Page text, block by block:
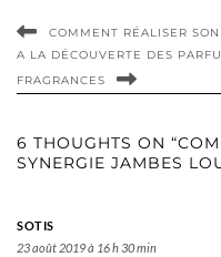
COMMENT RÉALISER
A LA DÉCOUVERTE DES
FRAGRANCES
6 THOUGHTS ON
SYNERGIE JAMBES
SOTIS
23 août 2019 à 16 h 30 min